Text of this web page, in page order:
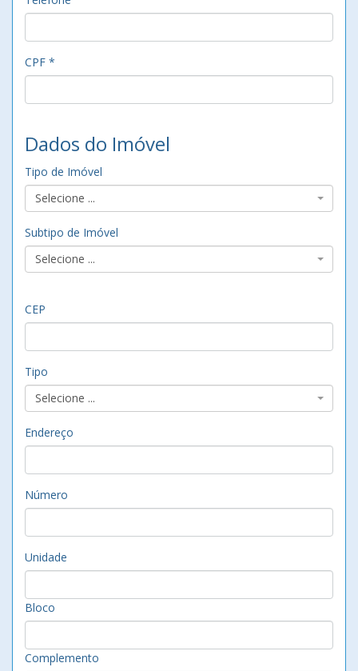
CPF *
Dados do Imóvel
Tipo de Imóvel
Selecione ...
Subtipo de Imóvel
Selecione ...
CEP
Tipo
Selecione ...
Endereço
Número
Unidade
Bloco
Complemento